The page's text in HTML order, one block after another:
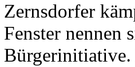
Zernsdorfer
Fenster nennen